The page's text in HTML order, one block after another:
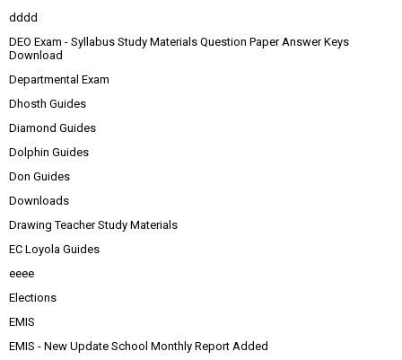
dddd
DEO Exam - Syllabus Study Materials Question Paper Answer Keys
Download
Departmental Exam
Dhosth Guides
Diamond Guides
Dolphin Guides
Don Guides
Downloads
Drawing Teacher Study Materials
EC Loyola Guides
eeee
Elections
EMIS
EMIS - New Update School Monthly Report Added